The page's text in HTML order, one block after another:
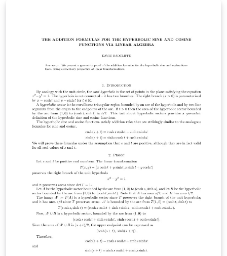
cuadrados ordinarios(MCO) para lo cual resaltaremos
respuesta cualitativa son modelos de regresión en los
cuales la variable dependiente puede ser de naturaleza
cualitativa, mientras que las variables independientes
pueden ser cualitativas o cuantitativas, o una mezcla de
las dos; por ejemplo, si se está estudiando la relación
entre ingresos y el pagar o no impuesto de renta, la
respuesta o regresada solo puede tomar dos valores (si
paga impuesto de renta o no paga dicho impuesto);
otros ejemplos en que la regresada es cualitativa son si
la familia posee o no vivienda propia, se aprueba o
pierde un curso, padece determinada enfermedad o no
la padece. La variable cualitativa en estos tipos de
modelos no tiene que restringirse simplemente a
respuestas de sí o no, la variable respuesta puede
tomar más de dos valores, ser tricotómica o politómica,
también se establecen modelos en lo que la variable